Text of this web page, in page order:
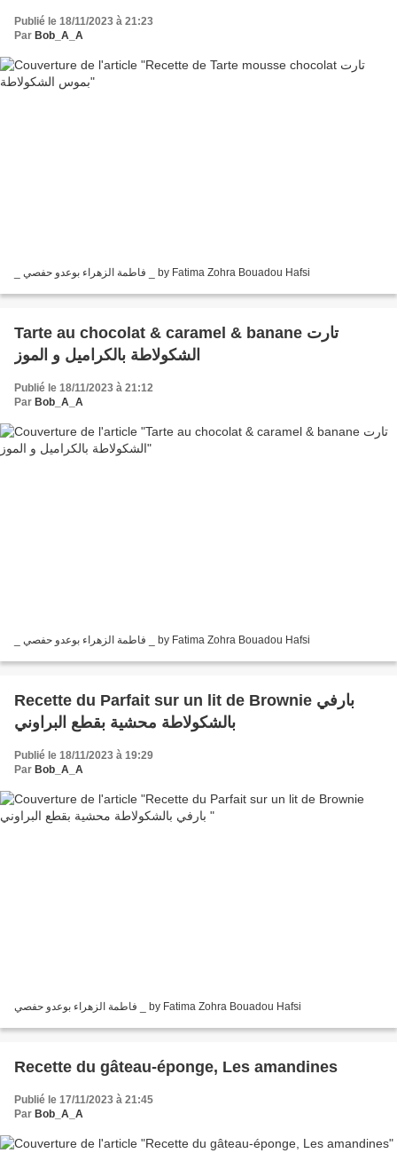
Publié le 18/11/2023 à 21:23
Par Bob_A_A
_ فاطمة الزهراء بوعدو حفصي _ by Fatima Zohra Bouadou Hafsi
Tarte au chocolat & caramel & banane تارت
الشكولاطة بالكراميل و الموز
Publié le 18/11/2023 à 21:12
Par Bob_A_A
_ فاطمة الزهراء بوعدو حفصي _ by Fatima Zohra Bouadou Hafsi
Recette du Parfait sur un lit de Brownie بارفي
بالشكولاطة محشية بقطع البراوني
Publié le 18/11/2023 à 19:29
Par Bob_A_A
فاطمة الزهراء بوعدو حفصي _ by Fatima Zohra Bouadou Hafsi
Recette du gâteau-éponge, Les amandines
Publié le 17/11/2023 à 21:45
Par Bob_A_A